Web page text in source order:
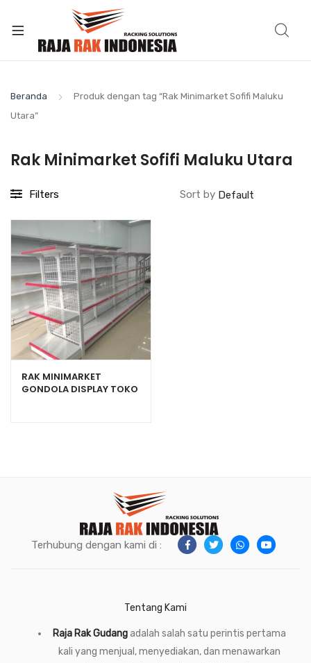
Beranda
Produk dengan tag “Rak Minimarket Sofifi Maluku
Utara”
Rak Minimarket Sofifi Maluku Utara
Filters Sort by
RAK MINIMARKET
GONDOLA DISPLAY TOKO
Terhubung dengan kami di :
Tentang Kami
Raja Rak Gudangadalah salah satu perintis pertama
kali yang menjual, menyediakan, dan menawarkan